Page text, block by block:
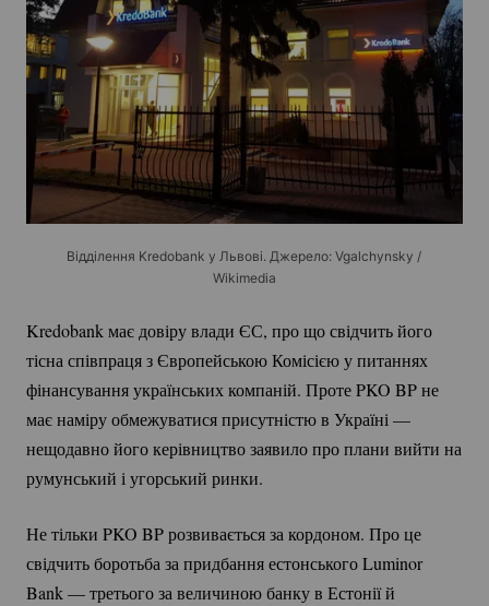
Відділення Kredobank у Львові. Джерело: Vgalchynsky /
Wikimedia
Kredobank має довіру влади ЄС, про що свідчить його
тісна співпраця з Європейською Комісією у питаннях
фінансування українських компаній. Проте PKO BP не
має наміру обмежуватися присутністю в Україні —
нещодавно його керівництво заявило про плани вийти на
румунський і угорський ринки.
Не тільки PKO BP розвивається за кордоном. Про це
свідчить боротьба за придбання естонського Luminor
Bank — третього за величиною банку в Естонії й